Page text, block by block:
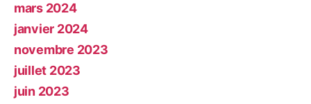
mars 2024
janvier 2024
novembre 2023
juillet 2023
juin 2023